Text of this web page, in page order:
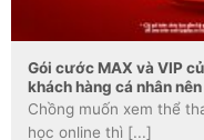
Gói cước MAX và VIP
khách hàng cá nhân
Chồng muốn xem thể
học online thì [...]